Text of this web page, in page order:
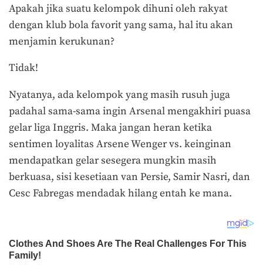
Apakah jika suatu kelompok dihuni oleh rakyat
dengan klub bola favorit yang sama, hal itu akan
menjamin kerukunan?
Tidak!
Nyatanya, ada kelompok yang masih rusuh juga
padahal sama-sama ingin Arsenal mengakhiri puasa
gelar liga Inggris. Maka jangan heran ketika
sentimen loyalitas Arsene Wenger vs. keinginan
mendapatkan gelar sesegera mungkin masih
berkuasa, sisi kesetiaan van Persie, Samir Nasri, dan
Cesc Fabregas mendadak hilang entah ke mana.